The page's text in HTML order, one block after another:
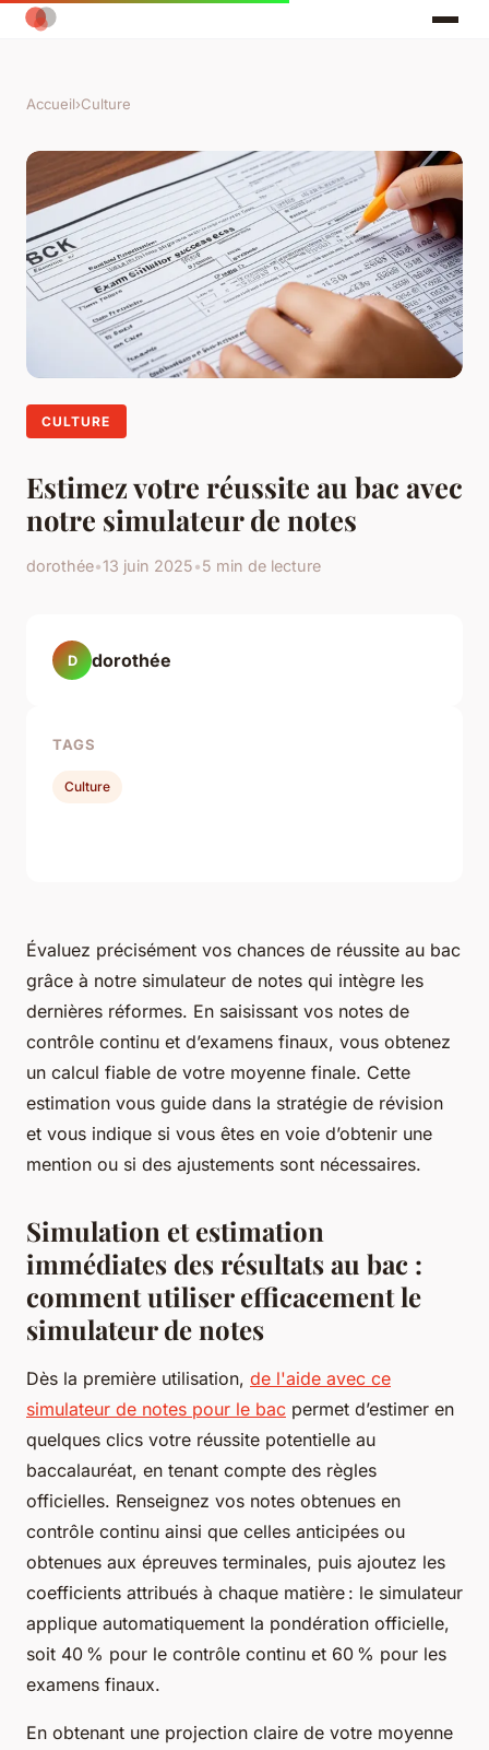
Accueil›Culture
CULTURE
Estimez votre réussite au bac avec
notre simulateur de notes
dorothée•13 juin 2025•5 min de lecture
Évaluez précisément vos chances de réussite au bac
grâce à notre simulateur de notes qui intègre les
dernières réformes. En saisissant vos notes de
contrôle continu et d’examens finaux, vous obtenez
un calcul fiable de votre moyenne finale. Cette
estimation vous guide dans la stratégie de révision
et vous indique si vous êtes en voie d’obtenir une
mention ou si des ajustements sont nécessaires.
Simulation et estimation
immédiates des résultats au bac :
comment utiliser efficacement le
simulateur de notes
Dès la première utilisation, de l'aide avec ce
simulateur de notes pour le bac permet d’estimer en
quelques clics votre réussite potentielle au
baccalauréat, en tenant compte des règles
officielles. Renseignez vos notes obtenues en
contrôle continu ainsi que celles anticipées ou
obtenues aux épreuves terminales, puis ajoutez les
coefficients attribués à chaque matière : le simulateur
applique automatiquement la pondération officielle,
soit 40 % pour le contrôle continu et 60 % pour les
examens finaux.
En obtenant une projection claire de votre moyenne
D dorothée
TAGS
Culture